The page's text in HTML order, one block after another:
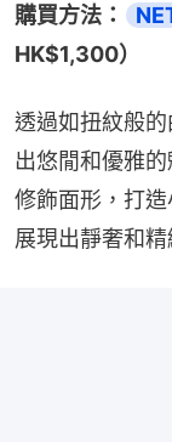
購買方法：
HK$1,300）
透過如扭紋般
出悠閒和優雅
修飾面形，打
展現出靜奢和精